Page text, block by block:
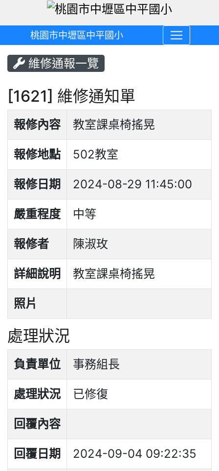
桃園市中壢區中平國小
維修通報一覽
[1621] 維修通知單
報修內容 教室課桌椅搖晃
報修地點 502教室
報修日期 2024-08-29 11:45:00
嚴重程度 中等
報修者 陳淑玫
詳細說明 教室課桌椅搖晃
照片
處理狀況
負責單位 事務組長
處理狀況 已修復
回覆內容
回覆日期 2024-09-04 09:22:35